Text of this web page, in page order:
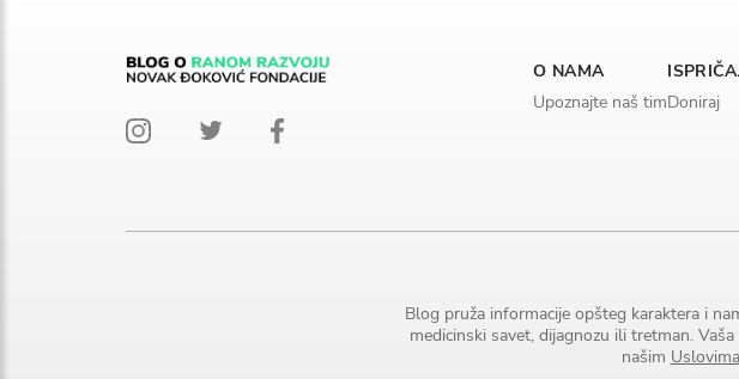
O NAMA
Upoznajte naš timDoniraj
Blog pruža informacije opšteg karaktera i
medicinski savet, dijagnozu ili tretman.
našim